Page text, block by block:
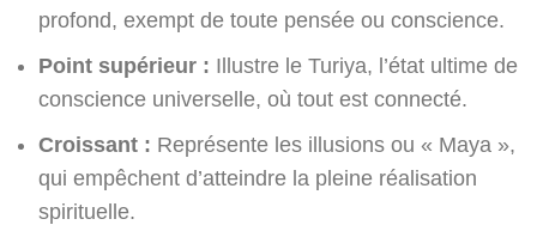
profond, exempt de toute pensée ou conscience.
Point supérieur : Illustre le Turiya, l’état ultime de
conscience universelle, où tout est connecté.
Croissant : Représente les illusions ou « Maya »,
qui empêchent d’atteindre la pleine réalisation
spirituelle.